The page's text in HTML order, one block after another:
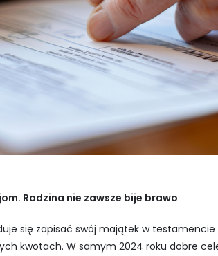
Rodzina nie zawsze bije brawo
się zapisać swój majątek w
kwotach. W samym 2024 roku dobre